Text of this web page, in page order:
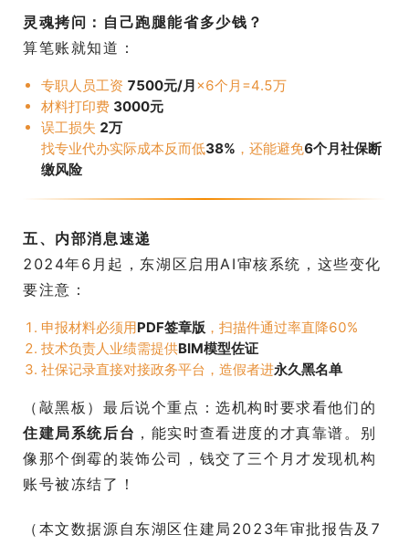
灵魂拷问：自己跑腿能省多少钱？
算笔账就知道：
专职人员工资 ​ 7500元/月×6个月=4.5万
材料打印费 ​ 3000元
误工损失 ​ 2万
找专业代办实际成本反而低38%​ ，还能避免6个月社保断
缴风险
五、内部消息速递
2024年6月起，东湖区启用AI审核系统，这些变化
要注意：
申报材料必须用PDF签章版 ，扫描件通过率直降60%
技术负责人业绩需提供BIM模型佐证
社保记录直接对接政务平台，造假者进永久黑名单
（敲黑板）最后说个重点：选机构时要求看他们的
住建局系统后台 ，能实时查看进度的才真靠谱。别
像那个倒霉的装饰公司，钱交了三个月才发现机构
账号被冻结了！
（本文数据源自东湖区住建局2023年审批报告及7